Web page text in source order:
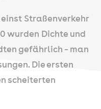
Straßenverkehr
wurden Dichte und
gefährlich – man
Die ersten
scheiterten